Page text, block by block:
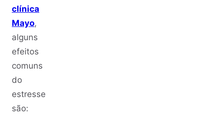
clínica
Mayo,
alguns
efeitos
comuns
do
estresse
são: